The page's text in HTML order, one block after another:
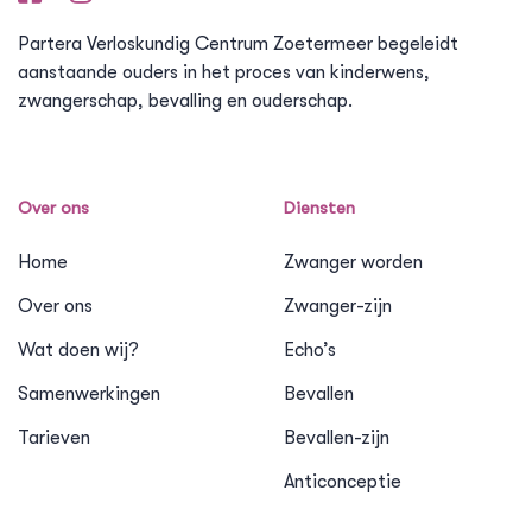
Partera Verloskundig Centrum Zoetermeer begeleidt
aanstaande ouders in het proces van kinderwens,
zwangerschap, bevalling en ouderschap.
Over ons
Home
Over ons
Wat doen wij?
Samenwerkingen
Tarieven
Diensten
Zwanger worden
Zwanger-zijn
Echo’s
Bevallen
Bevallen-zijn
Anticonceptie